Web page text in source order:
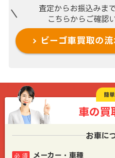
査定からお振込みま
こちらからご確認
ビーゴ車買取の
簡単
車の買
お車に
メーカー・車種
必 須